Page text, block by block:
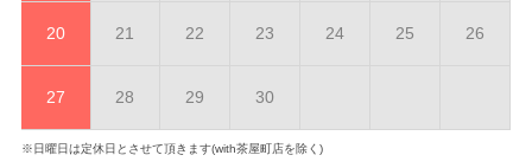
20 21 22 23 24 25 26
27 28 29 30
※日曜日は定休日とさせて頂きます(with茶屋町店を除く)